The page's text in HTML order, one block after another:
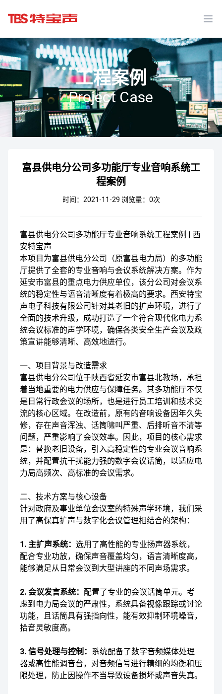
工程案例
Project Case
富县供电分公司多功能厅专业音响系统工
程案例
时间：2021-11-29 浏览量： 0次
富县供电分公司多功能厅专业音响系统工程案例 | 西
安特宝声
本项目为富县供电分公司（原富县电力局）的多功能
厅提供了全套的专业音响与会议系统解决方案。作为
延安市富县的重点电力供应单位，该分公司对会议系
统的稳定性与语音清晰度有着极高的要求。西安特宝
声电子科技有限公司针对其老旧的扩声环境，进行了
全面的技术升级，成功打造了一个符合现代化电力系
统会议标准的声学环境，确保各类安全生产会议及政
策宣讲能够清晰、高效地进行。
一、项目背景与改造需求
富县供电分公司位于陕西省延安市富县北教场，承担
着当地重要的电力供应与保障任务。其多功能厅不仅
是日常行政会议的场所，也是进行员工培训和技术交
流的核心区域。在改造前，原有的音响设备因年久失
修，存在声音浑浊、话筒啸叫严重、后排听音不清等
问题，严重影响了会议效率。因此，项目的核心需求
是：替换老旧设备，引入高稳定性的专业会议音响系
统，并配置抗干扰能力强的数字会议话筒，以适应电
力局高频次、高标准的会议需求。
二、技术方案与核心设备
针对政府及事业单位会议室的特殊声学环境，我们采
用了高保真扩声与数字化会议管理相结合的架构：
1. 主扩声系统： 选用了高性能的专业扬声器系统，
配合专业功放，确保声音覆盖均匀，语言清晰度高，
能够满足从日常会议到大型讲座的不同声场需求。
2. 会议发言系统： 配置了专业的会议话筒单元。考
虑到电力局会议的严肃性，系统具备视像跟踪或讨论
功能，且话筒具有强指向性，能有效抑制环境噪音，
拾音灵敏度高。
3. 信号处理与控制： 系统配备了数字音频媒体处理
器或高性能调音台，对音频信号进行精细的均衡和压
限处理，防止因操作不当导致设备损坏或声音失真。